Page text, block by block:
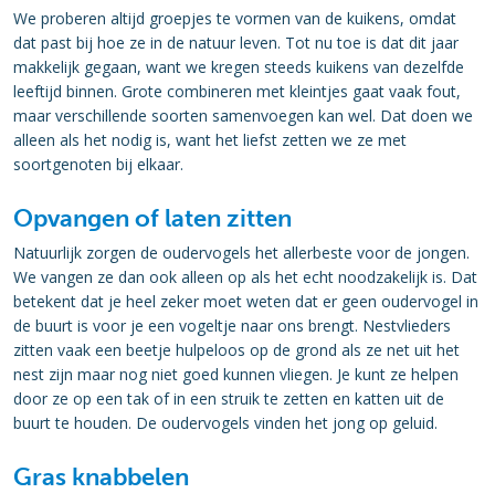
We proberen altijd groepjes te vormen van de kuikens, omdat
dat past bij hoe ze in de natuur leven. Tot nu toe is dat dit jaar
makkelijk gegaan, want we kregen steeds kuikens van dezelfde
leeftijd binnen. Grote combineren met kleintjes gaat vaak fout,
maar verschillende soorten samenvoegen kan wel. Dat doen we
alleen als het nodig is, want het liefst zetten we ze met
soortgenoten bij elkaar.
Opvangen of laten zitten
Natuurlijk zorgen de oudervogels het allerbeste voor de jongen.
We vangen ze dan ook alleen op als het echt noodzakelijk is. Dat
betekent dat je heel zeker moet weten dat er geen oudervogel in
de buurt is voor je een vogeltje naar ons brengt. Nestvlieders
zitten vaak een beetje hulpeloos op de grond als ze net uit het
nest zijn maar nog niet goed kunnen vliegen. Je kunt ze helpen
door ze op een tak of in een struik te zetten en katten uit de
buurt te houden. De oudervogels vinden het jong op geluid.
Gras knabbelen